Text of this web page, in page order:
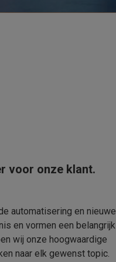
voor onze klant.
automatisering en nieuwe
en vormen een belangrijk
wij onze hoogwaardige
naar elk gewenst topic.